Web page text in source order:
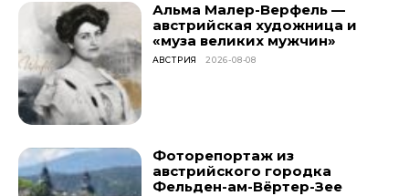
Альма Малер-Верфель —
австрийская художница и
«муза великих мужчин»
АВСТРИЯ 2026-08-08
Фоторепортаж из
австрийского городка
Фельден-ам-Вёртер-Зее